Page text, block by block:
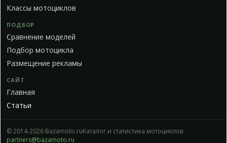
Классы мотоциклов
ПОДБОР
Сравнение моделей
Подбор мотоцикла
Размещение рекламы
САЙТ
Главная
Статьи
© 2014-2026 Bazamoto.ruКаталог и статистика мотоциклов
partners@bazamoto.ru